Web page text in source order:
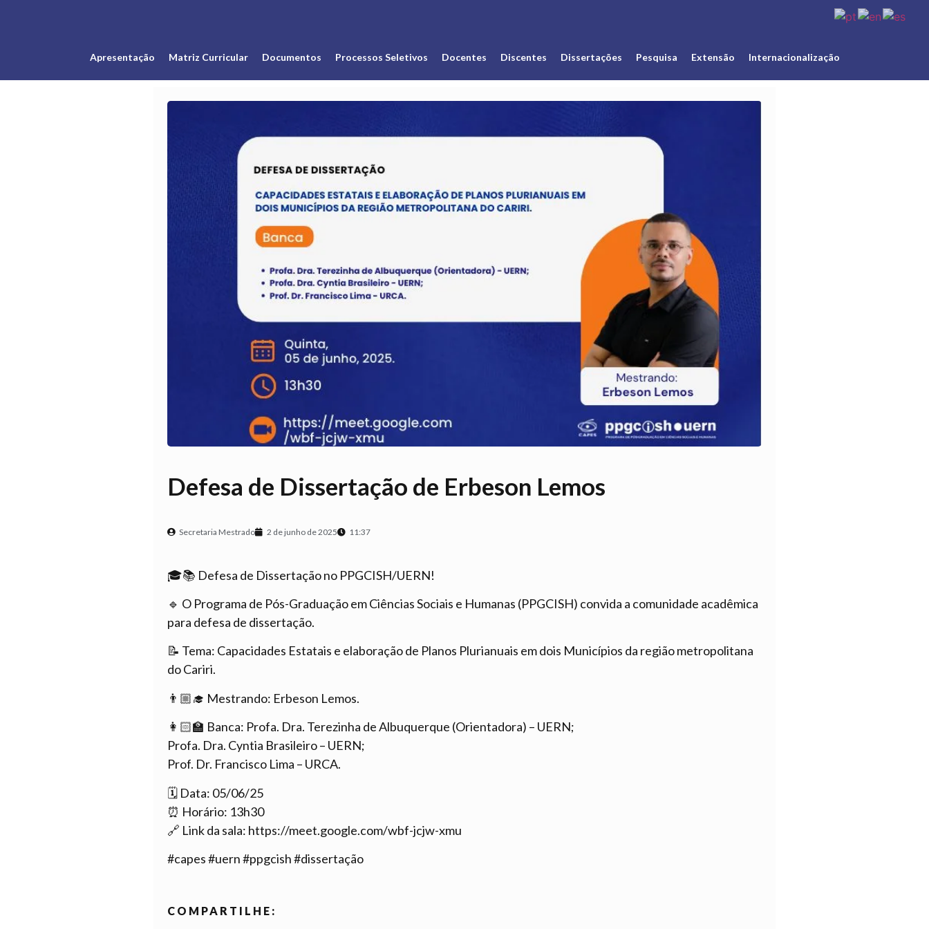
Apresentação Matriz Curricular Documentos Processos Seletivos Docentes Discentes Dissertações Pesquisa Extensão Internacionalização
Defesa de Dissertação de Erbeson Lemos
Secretaria Mestrado 2 de junho de 2025 11:37
🎓📚 Defesa de Dissertação no PPGCISH/UERN!
🔹 O Programa de Pós-Graduação em Ciências Sociais e Humanas (PPGCISH) convida a comunidade acadêmica
para defesa de dissertação.
📝 Tema: Capacidades Estatais e elaboração de Planos Plurianuais em dois Municípios da região metropolitana
do Cariri.
👨🏼‍🎓 Mestrando: Erbeson Lemos.
👩🏻‍🏫 Banca: Profa. Dra. Terezinha de Albuquerque (Orientadora) – UERN;
Profa. Dra. Cyntia Brasileiro – UERN;
Prof. Dr. Francisco Lima – URCA.
🗓 Data: 05/06/25
⏰ Horário: 13h30
🔗 Link da sala: https://meet.google.com/wbf-jcjw-xmu
#capes #uern #ppgcish #dissertação
COMPARTILHE: